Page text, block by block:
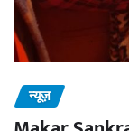
न्यूज़